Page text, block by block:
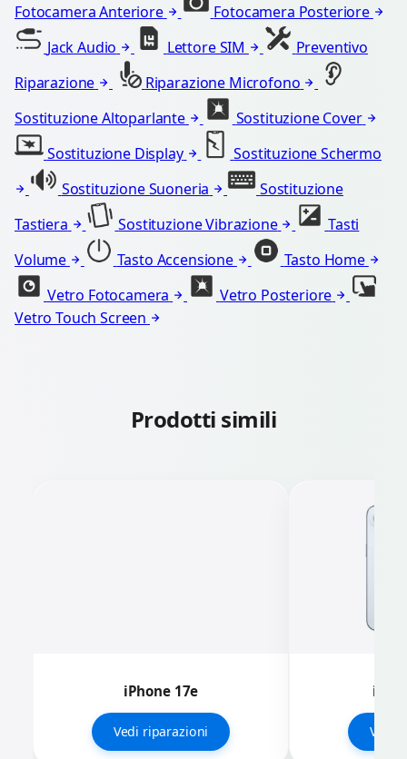
Fotocamera Anteriore
Fotocamera Posteriore
Jack Audio
Lettore SIM
Preventivo
Riparazione
Riparazione Microfono
Sostituzione Altoparlante
Sostituzione Cover
Sostituzione Display
Sostituzione Schermo
Sostituzione Suoneria
Sostituzione
Tastiera
Sostituzione Vibrazione
Tasti
Volume
Tasto Accensione
Tasto Home
Vetro Fotocamera
Vetro Posteriore
Vetro Touch Screen
Prodotti simili
iPhone 17e
Vedi riparazioni Vedi